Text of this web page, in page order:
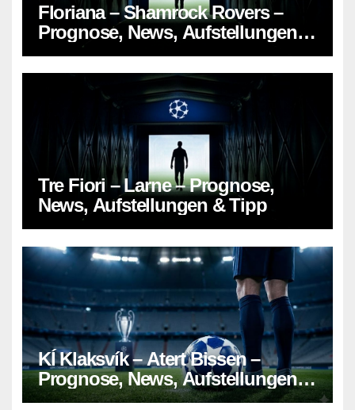
Floriana – Shamrock Rovers –
Prognose, News, Aufstellungen &
Tipp
Tre Fiori – Larne – Prognose,
News, Aufstellungen & Tipp
KÍ Klaksvík – Atert Bissen –
Prognose, News, Aufstellungen &
Tipp